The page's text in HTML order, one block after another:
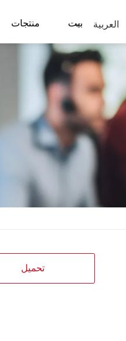
بيت منتجات العربية
تحميل